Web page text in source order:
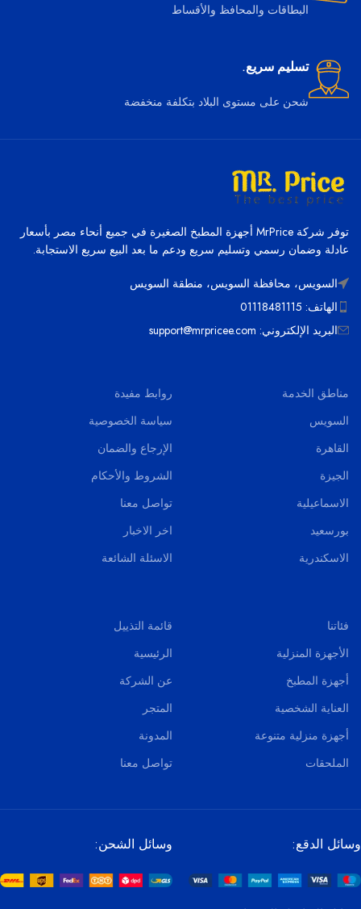
البطاقات والمحافظ والأقساط
تسليم سريع.
شحن على مستوى البلاد بتكلفة منخفضة
توفر شركة MrPrice أجهزة المطبخ الصغيرة في جميع أنحاء مصر بأسعار
عادلة وضمان رسمي وتسليم سريع ودعم ما بعد البيع سريع الاستجابة.
السويس، محافظة السويس، منطقة السويس
الهاتف: 01118481115
البريد الإلكتروني: support@mrpricee.com
مناطق الخدمة
السويس
القاهرة
الجيزة
الاسماعيلية
بورسعيد
الاسكندرية
روابط مفيدة
سياسة الخصوصية
الإرجاع والضمان
الشروط والأحكام
تواصل معنا
اخر الاخبار
الاسئلة الشائعة
فئاتنا
الأجهزة المنزلية
أجهزة المطبخ
العناية الشخصية
أجهزة منزلية متنوعة
الملحقات
قائمة التذييل
الرئيسية
عن الشركة
المتجر
المدونة
تواصل معنا
وسائل الدقع: وسائل الشحن: